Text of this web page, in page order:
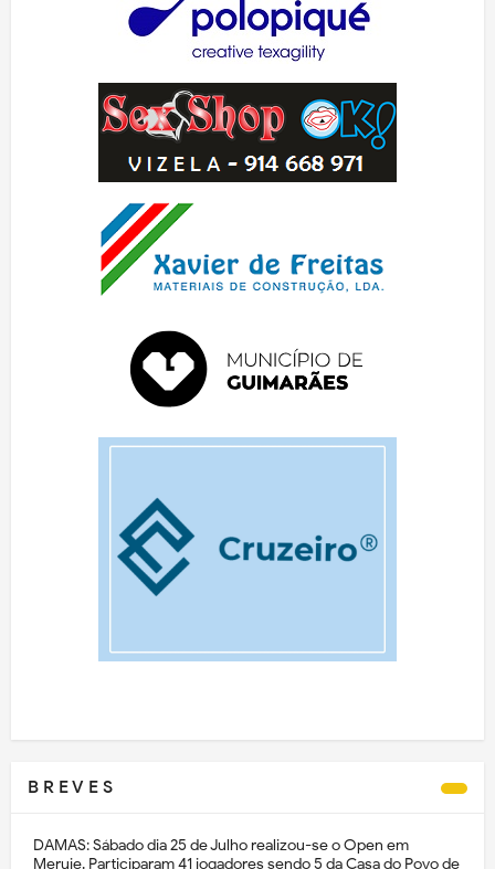
B R E V E S
DAMAS: Sábado dia 25 de Julho realizou-se o Open em
Meruje. Participaram 41 jogadores sendo 5 da Casa do Povo de